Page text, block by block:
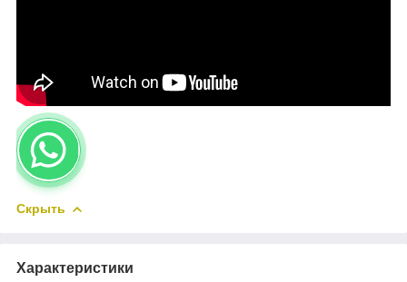
Скрыть
Характеристики